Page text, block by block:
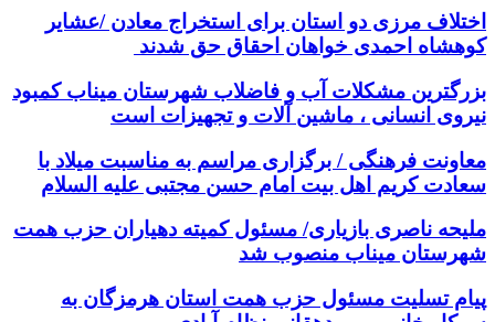
اختلاف مرزی دو استان برای استخراج معادن /عشایر
کوهشاه احمدی خواهان احقاق حق شدند
بزرگترین مشکلات آب و فاضلاب شهرستان میناب کمبود
نیروی انسانی ، ماشین آلات و تجهیزات است
معاونت فرهنگی / برگزاری مراسم به مناسبت میلاد با
سعادت کریم اهل بیت امام حسن مجتبی علیه السلام
ملیحه ناصری بازیاری/ مسئول کمیته دهیاران حزب همت
شهرستان میناب منصوب شد
پیام تسلیت مسئول حزب همت استان هرمزگان به